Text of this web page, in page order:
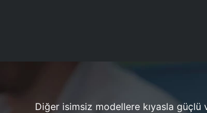
Diğer isimsiz modellere kıyasla